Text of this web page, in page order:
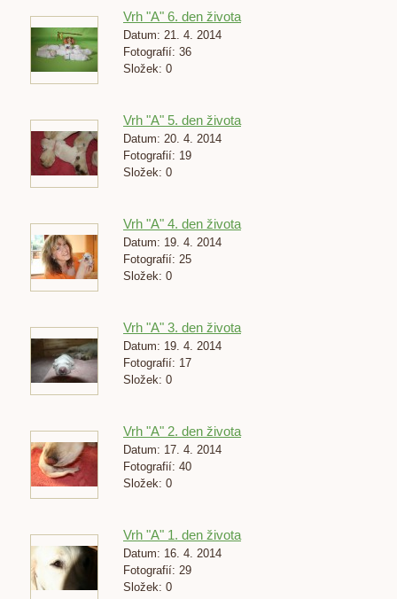
Vrh "A" 6. den života
Datum: 21. 4. 2014
Fotografií: 36
Složek: 0
Vrh "A" 5. den života
Datum: 20. 4. 2014
Fotografií: 19
Složek: 0
Vrh "A" 4. den života
Datum: 19. 4. 2014
Fotografií: 25
Složek: 0
Vrh "A" 3. den života
Datum: 19. 4. 2014
Fotografií: 17
Složek: 0
Vrh "A" 2. den života
Datum: 17. 4. 2014
Fotografií: 40
Složek: 0
Vrh "A" 1. den života
Datum: 16. 4. 2014
Fotografií: 29
Složek: 0